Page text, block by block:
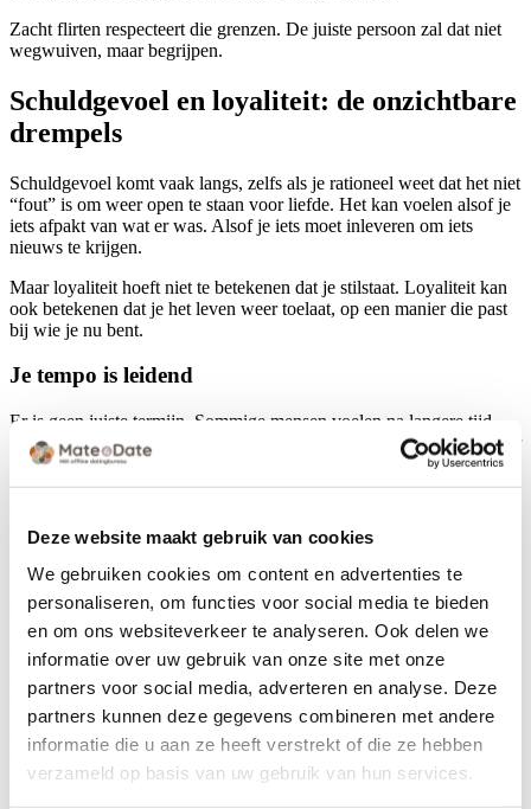
Deze website maakt gebruik van cookies
We gebruiken cookies om content en advertenties te
personaliseren, om functies voor social media te bieden
en om ons websiteverkeer te analyseren. Ook delen we
informatie over uw gebruik van onze site met onze
partners voor social media, adverteren en analyse. Deze
partners kunnen deze gegevens combineren met andere
informatie die u aan ze heeft verstrekt of die ze hebben
verzameld op basis van uw gebruik van hun services.
Zacht flirten respecteert die grenzen. De juiste persoon zal dat niet
wegwuiven, maar begrijpen.
Schuldgevoel en loyaliteit: de onzichtbare
drempels
Schuldgevoel komt vaak langs, zelfs als je rationeel weet dat het niet
“fout” is om weer open te staan voor liefde. Het kan voelen alsof je
iets afpakt van wat er was. Alsof je iets moet inleveren om iets
nieuws te krijgen.
Maar loyaliteit hoeft niet te betekenen dat je stilstaat. Loyaliteit kan
ook betekenen dat je het leven weer toelaat, op een manier die past
bij wie je nu bent.
Je tempo is leidend
Er is geen juiste termijn. Sommige mensen voelen na langere tijd
weer ruimte, anderen eerder. En soms is er ruimte voor contact, maar
nog niet voor een relatie. Dat is allemaal legitiem.
Wat helpt als je weer wilt daten, maar het
niet wilt forceren?
Wanneer je voorzichtig opnieuw wilt daten, helpt het om de druk
van “het moet meteen goed zijn” los te laten. Je hoeft niet direct te
weten waar het naartoe gaat. Het mag klein beginnen.
Begin bij situaties die licht voelen